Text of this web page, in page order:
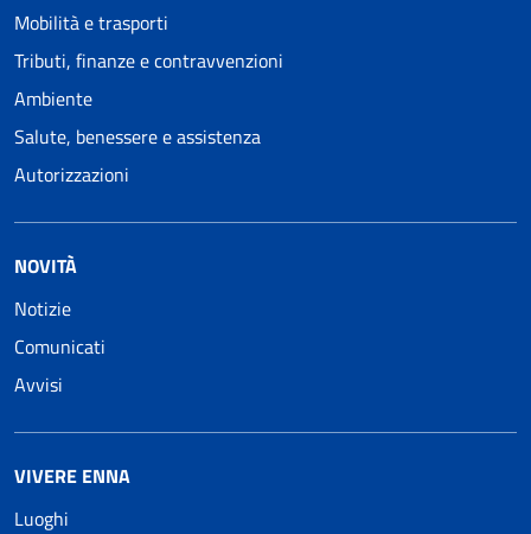
Mobilità e trasporti
Tributi, finanze e contravvenzioni
Ambiente
Salute, benessere e assistenza
Autorizzazioni
NOVITÀ
Notizie
Comunicati
Avvisi
VIVERE ENNA
Luoghi